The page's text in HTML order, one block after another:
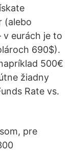
(alebo
v eurách je to
690$).
500€
žiadny
Rate vs.
pre